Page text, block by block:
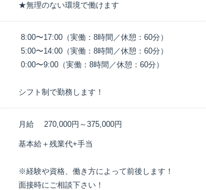
★無理のない環境で働けます
シフト制で勤務します！
月給 270,000円～ 375,000円
基本給＋残業代+手当
※経験や資格、働き方によって前後します！
面接時にご相談下さい！